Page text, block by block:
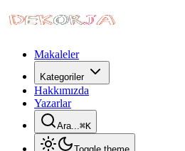
Makaleler
Kategoriler
Hakkımızda
Yazarlar
Ara...⌘K